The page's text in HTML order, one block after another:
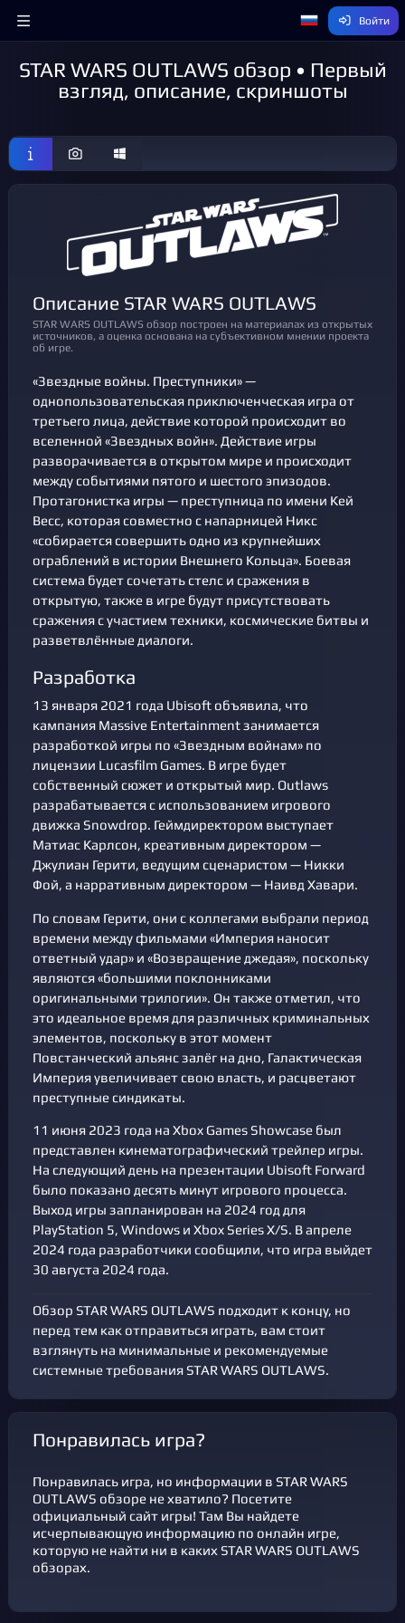
Войти
STAR WARS OUTLAWS обзор • Первый
взгляд, описание, скриншоты
Описание STAR WARS OUTLAWS
STAR WARS OUTLAWS обзор построен на материалах из открытых
источников, а оценка основана на субъективном мнении проекта
об игре.
«Звездные войны. Преступники» —
однопользовательская приключенческая игра от
третьего лица, действие которой происходит во
вселенной «Звездных войн». Действие игры
разворачивается в открытом мире и происходит
между событиями пятого и шестого эпизодов.
Протагонистка игры — преступница по имени Кей
Весс, которая совместно с напарницей Никс
«собирается совершить одно из крупнейших
ограблений в истории Внешнего Кольца». Боевая
система будет сочетать стелс и сражения в
открытую, также в игре будут присутствовать
сражения с участием техники, космические битвы и
разветвлённые диалоги.
Разработка
13 января 2021 года Ubisoft объявила, что
кампания Massive Entertainment занимается
разработкой игры по «Звездным войнам» по
лицензии Lucasfilm Games. В игре будет
собственный сюжет и открытый мир. Outlaws
разрабатывается с использованием игрового
движка Snowdrop. Геймдиректором выступает
Матиас Карлсон, креативным директором —
Джулиан Герити, ведущим сценаристом — Никки
Фой, а нарративным директором — Наивд Хавари.
По словам Герити, они с коллегами выбрали период
времени между фильмами «Империя наносит
ответный удар» и «Возвращение джедая», поскольку
являются «большими поклонниками
оригинальными трилогии». Он также отметил, что
это идеальное время для различных криминальных
элементов, поскольку в этот момент
Повстанческий альянс залёг на дно, Галактическая
Империя увеличивает свою власть, и расцветают
преступные синдикаты.
11 июня 2023 года на Xbox Games Showcase был
представлен кинематографический трейлер игры.
На следующий день на презентации Ubisoft Forward
было показано десять минут игрового процесса.
Выход игры запланирован на 2024 год для
PlayStation 5, Windows и Xbox Series X/S. В апреле
2024 года разработчики сообщили, что игра выйдет
30 августа 2024 года.
Обзор STAR WARS OUTLAWS подходит к концу, но
перед тем как отправиться играть, вам стоит
взглянуть на минимальные и рекомендуемые
системные требования STAR WARS OUTLAWS.
Понравилась игра?
Понравилась игра, но информации в STAR WARS
OUTLAWS обзоре не хватило? Посетите
официальный сайт игры! Там Вы найдете
исчерпывающую информацию по онлайн игре,
которую не найти ни в каких STAR WARS OUTLAWS
обзорах.